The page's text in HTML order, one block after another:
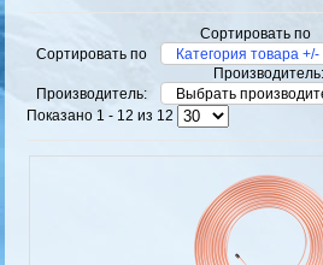
Сортировать по
Сортировать по
Категория товара +/-
Производитель:
Производитель:
Выбрать
Показано 1 - 12 из 12